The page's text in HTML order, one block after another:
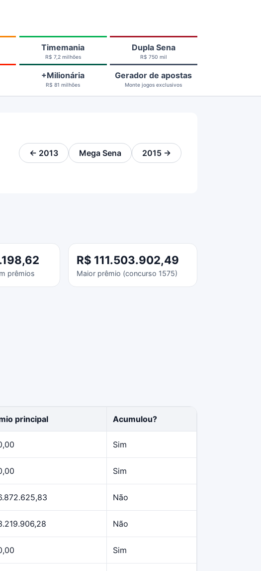
Timemania
R$ 7,2 milhões
Dupla Sena
R$ 750 mil
+Milionária
R$ 81 milhões
Gerador de apostas
Monte jogos exclusivos
← 2013 Mega Sena 2015 →
prêmios
R$ 111.503.902,49
Maior prêmio (concurso 1575)
principal Acumulou?
Sim
Sim
Não
Não
Sim